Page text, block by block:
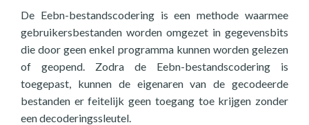
De Eebn-bestandscodering is een methode waarmee
gebruikersbestanden worden omgezet in gegevensbits
die door geen enkel programma kunnen worden gelezen
of geopend. Zodra de Eebn-bestandscodering is
toegepast, kunnen de eigenaren van de gecodeerde
bestanden er feitelijk geen toegang toe krijgen zonder
een decoderingssleutel.